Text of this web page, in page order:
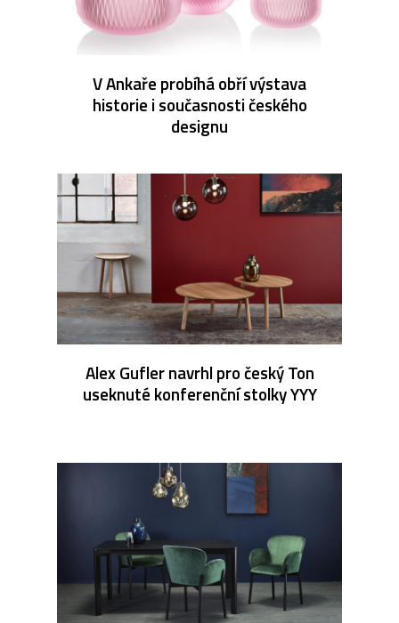
V Ankaře probíhá obří výstava
historie i současnosti českého
designu
Alex Gufler navrhl pro český Ton
useknuté konferenční stolky YYY